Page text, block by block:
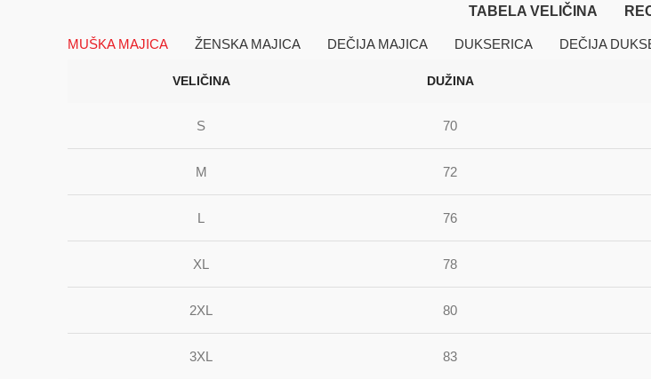
TABELA VELIČINA
MUŠKA MAJICA ŽENSKA MAJICA DEČIJA MAJICA DUKSERICA DEČIJA
VELIČINA DUŽINA
S 70
M 72
L 76
XL 78
2XL 80
3XL 83